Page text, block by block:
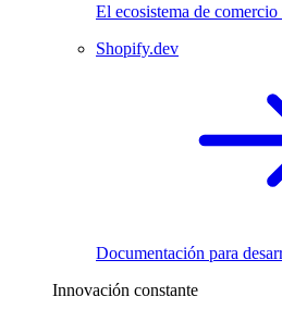
El ecosistema de comercio
Shopify.dev
Documentación para
Innovación constante